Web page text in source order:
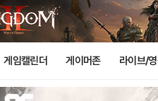
게임캘린더 게이머존 라이브/